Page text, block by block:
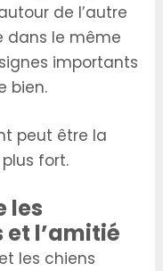
de l’autre
dans le même
importants
bien.
peut être la
fort.
les
l’amitié
les chiens